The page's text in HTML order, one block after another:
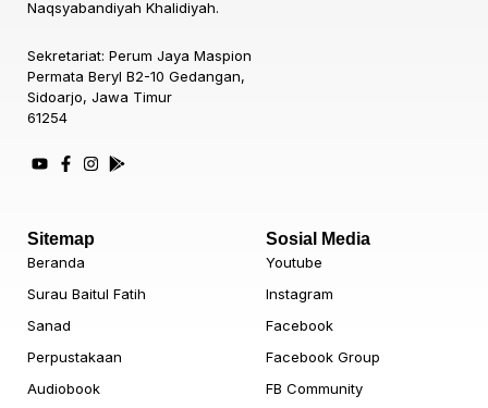
Naqsyabandiyah Khalidiyah.
Sekretariat: Perum Jaya Maspion
Permata Beryl B2-10 Gedangan,
Sidoarjo, Jawa Timur
61254
Sitemap
Beranda
Surau Baitul Fatih
Sanad
Perpustakaan
Audiobook
Sosial Media
Youtube
Instagram
Facebook
Facebook Group
FB Community